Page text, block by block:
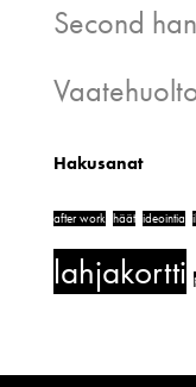
Second
Hakusanat
after work häät ideointia
lahjakortti